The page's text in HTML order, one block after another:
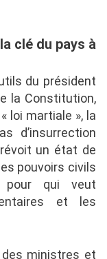
clé du pays à
du président
la Constitution,
loi martiale », la
d’insurrection
un état de
pouvoirs civils
pour qui veut
et les
des ministres et